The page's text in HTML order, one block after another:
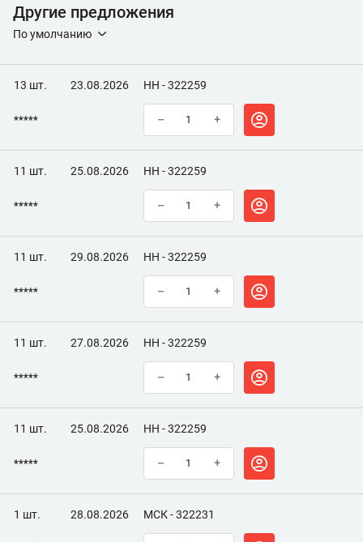
Другие предложения
По умолчанию
13 шт. 23.08.2026 НН - 322259
***** – +
11 шт. 25.08.2026 НН - 322259
***** – +
11 шт. 29.08.2026 НН - 322259
***** – +
11 шт. 27.08.2026 НН - 322259
***** – +
11 шт. 25.08.2026 НН - 322259
***** – +
1 шт. 28.08.2026 МСК - 322231